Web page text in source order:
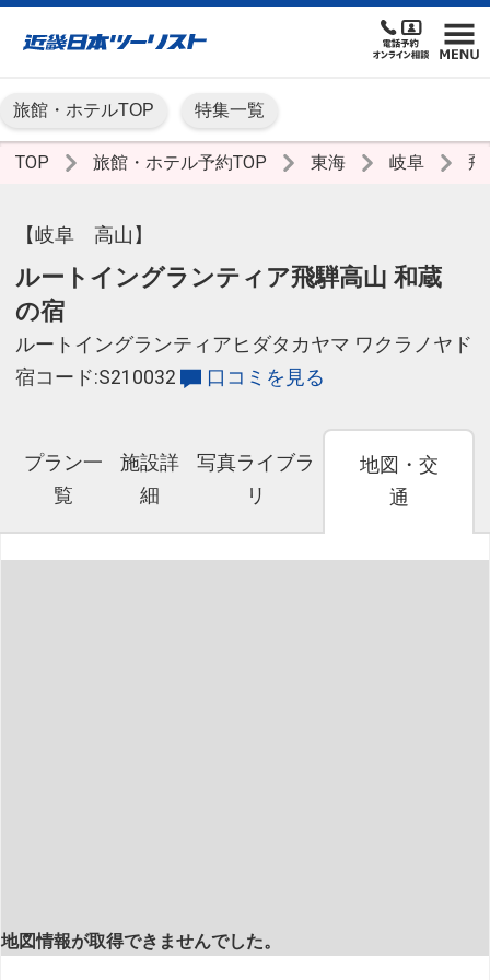
旅館・ホテルTOP 特集一覧
TOP 旅館・ホテル予約TOP 東海 岐阜
【岐阜 高山】
ルートイングランティア飛騨高山 和蔵
の宿
ルートイングランティアヒダタカヤマ ワクラノヤド
宿コード:S210032
口コミを見る
プラン一
覧
施設詳
細
写真ライブラ
リ
地図・交
通
地図情報が取得できませんでした。